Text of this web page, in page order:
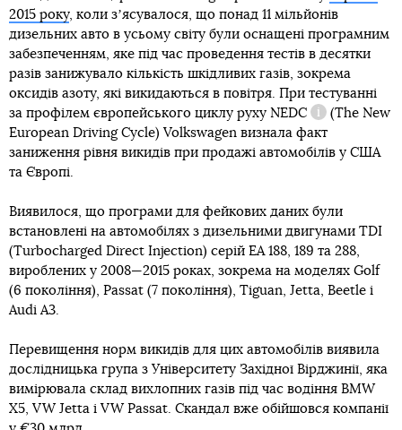
2015 року, коли зʼясувалося, що понад 11 мільйонів
дизельних авто в усьому світу були оснащені програмним
забезпеченням, яке під час проведення тестів в десятки
разів занижувало кількість шкідливих газів, зокрема
оксидів азоту, які викидаються в повітря. При тестуванні
за профілем європейського циклу руху NEDC
Довідка
(The New
European Driving Cycle) Volkswagen визнала факт
заниження рівня викидів при продажі автомобілів у США
та Європі.
Виявилося, що програми для фейкових даних були
встановлені на автомобілях з дизельними двигунами TDI
(Turbocharged Direct Injection) серій EA 188, 189 та 288,
вироблених у 2008—2015 роках, зокрема на моделях Golf
(6 покоління), Passat (7 покоління), Tiguan, Jetta, Beetle і
Audi A3.
Перевищення норм викидів для цих автомобілів виявила
дослідницька група з Університету Західної Вірджинії, яка
вимірювала склад вихлопних газів під час водіння BMW
X5, VW Jetta і VW Passat. Скандал вже обійшовся компанії